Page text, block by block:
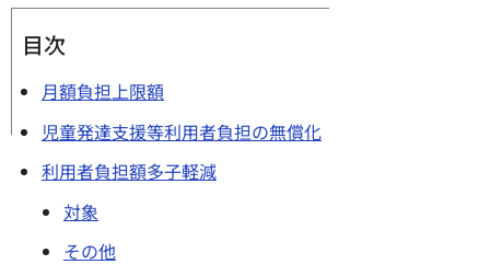
目次
月額負担上限額
児童発達支援等利用者負担の無償化
利用者負担額多子軽減
対象
その他